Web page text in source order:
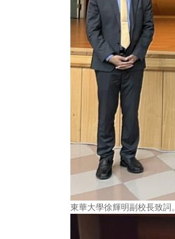
東華大學徐輝明副校長致詞。